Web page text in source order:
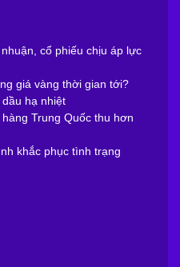
cổ phiếu chịu áp lực
giá vàng thời gian tới?
hạ nhiệt
Trung Quốc thu hơn
khắc phục tình trạng